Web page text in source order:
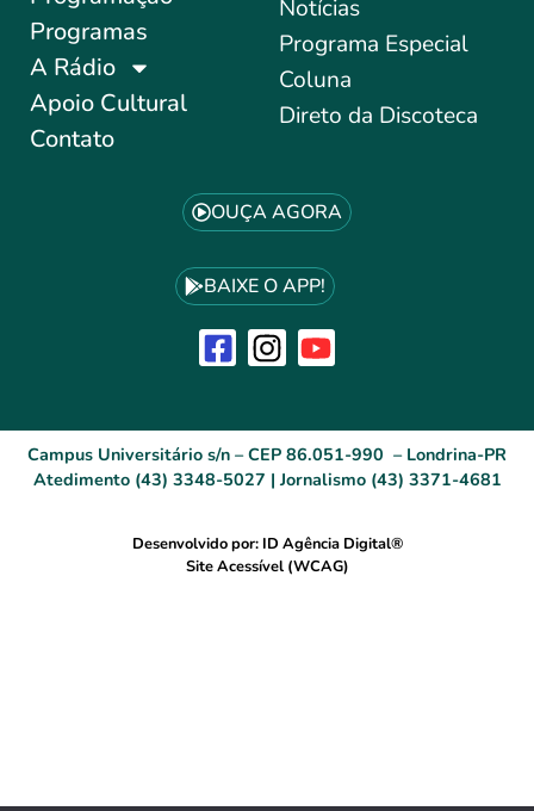
Programas
A Rádio
Apoio Cultural
Contato
Notícias
Programa Especial
Coluna
Direto da Discoteca
OUÇA AGORA
BAIXE O APP!
Campus Universitário s/n – CEP 86.051-990 – Londrina-PR
Atedimento (43) 3348-5027 | Jornalismo (43) 3371-4681
Desenvolvido por: ID Agência Digital®
Site Acessível (WCAG)